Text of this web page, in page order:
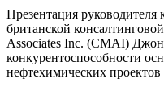
Презентация руководителя
британской
Associates Inc. (CMAI)
конкурентоспособности
нефтехимических проектов